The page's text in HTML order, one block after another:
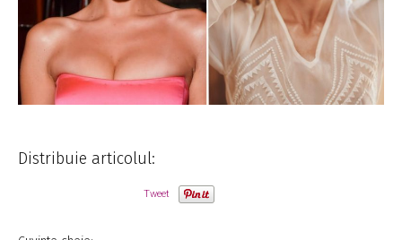
Distribuie articolul:
Tweet